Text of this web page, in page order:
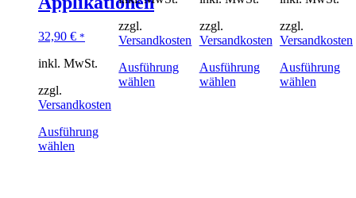
32,90 € *
inkl. MwSt.
zzgl.
Versandkosten
Ausführung
wählen
zzgl.
Versandkosten
Ausführung
wählen
zzgl.
Versandkosten
Ausführung
wählen
zzgl.
Versandkosten
Ausführung
wählen